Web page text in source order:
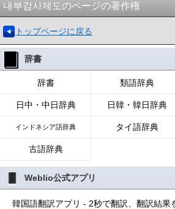
내부감사제도のページの著作権
トップページに戻る
辞書
辞書 類語辞典
日中・中日辞典 日韓・韓日辞典
インドネシア語辞典 タイ語辞典
古語辞典
Weblio公式アプリ
韓国語翻訳アプリ - 2秒で翻訳、翻訳結果